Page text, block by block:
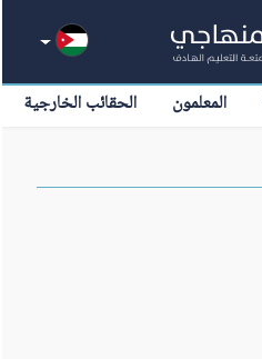
المعلمون الحقائب الخارجية